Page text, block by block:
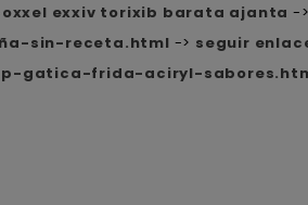
exxiv torixib barata ajanta ->
sin-receta.html -> seguir
gatica-frida-aciryl-